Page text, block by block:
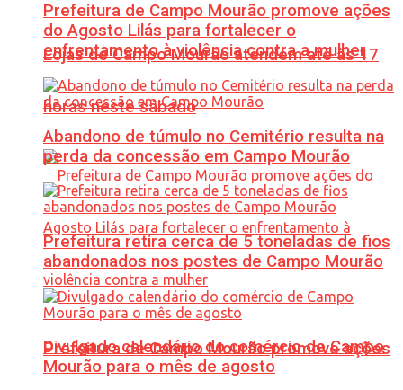
Lojas de Campo Mourão atendem até às 17
horas neste sábado
Prefeitura de Campo Mourão promove ações
Prefeitura de Campo Mourão promove ações
do Agosto Lilás para fortalecer o
enfrentamento à violência contra a mulher
Abandono de túmulo no Cemitério resulta na
perda da concessão em Campo Mourão
Prefeitura retira cerca de 5 toneladas de fios
abandonados nos postes de Campo Mourão
Divulgado calendário do comércio de Campo
Mourão para o mês de agosto